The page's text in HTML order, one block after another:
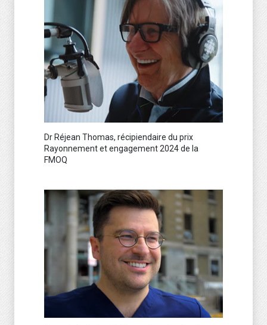
Dr Réjean Thomas, récipiendaire du prix
Rayonnement et engagement 2024 de la
FMOQ